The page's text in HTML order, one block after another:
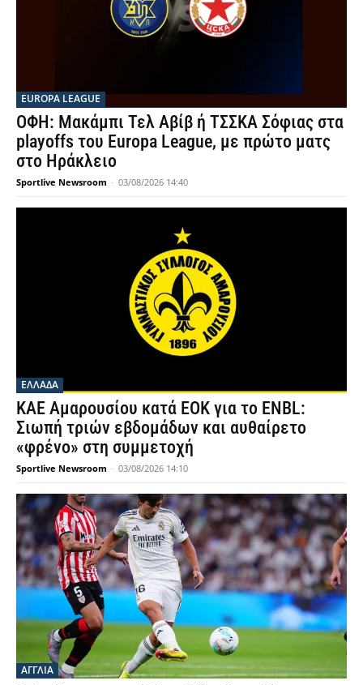
EUROPA LEAGUE
ΟΦΗ: Μακάμπι Τελ Αβίβ ή ΤΣΣΚΑ Σόφιας στα
playoffs του Europa League, με πρώτο ματς
στο Ηράκλειο
Sportlive Newsroom - 03/08/2026 14:40
ΕΛΛΑΔΑ
ΚΑΕ Αμαρουσίου κατά ΕΟΚ για το ENBL:
Σιωπή τριών εβδομάδων και αυθαίρετο
«φρένο» στη συμμετοχή
Sportlive Newsroom - 03/08/2026 14:10
ΑΓΓΛΙΑ